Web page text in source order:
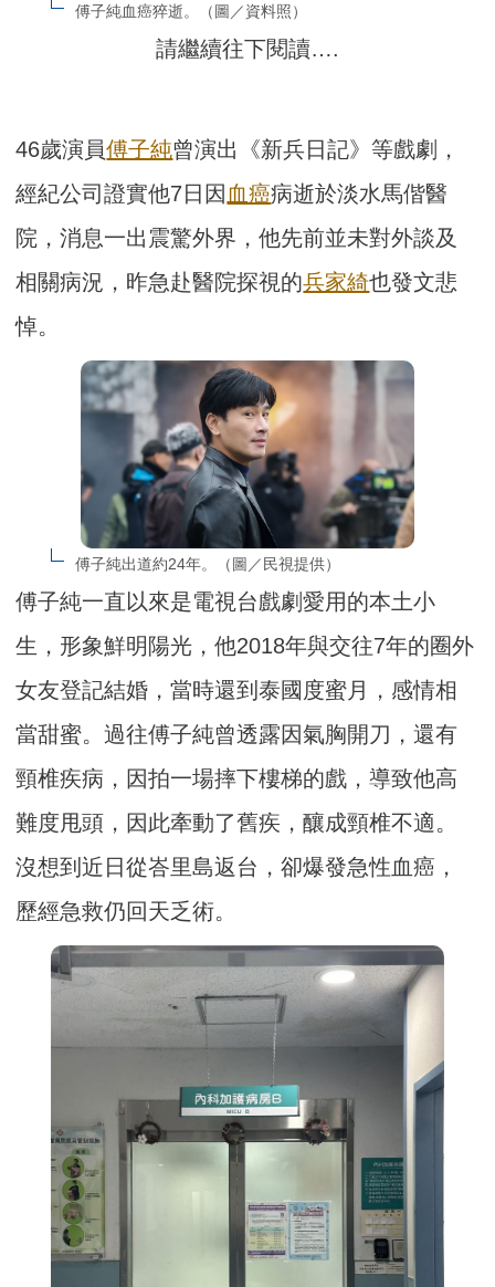
傅子純血癌猝逝。（圖／資料照）
請繼續往下閱讀….
46歲演員傅子純曾演出《新兵日記》等戲劇，
經紀公司證實他7日因 血癌病逝於淡水馬偕醫
院，消息一出震驚外界，他先前並未對外談及
相關病況，昨急赴醫院探視的兵家綺也發文悲
悼。
傅子純出道約24年。（圖／民視提供）
傅子純一直以來是電視台戲劇愛用的本土小
生，形象鮮明陽光，他2018年與交往7年的圈外
女友登記結婚，當時還到泰國度蜜月，感情相
當甜蜜。過往傅子純曾透露因氣胸開刀，還有
頸椎疾病，因拍一場摔下樓梯的戲，導致他高
難度甩頭，因此牽動了舊疾，釀成頸椎不適。
沒想到近日從峇里島返台，卻爆發急性血癌，
歷經急救仍回天乏術。